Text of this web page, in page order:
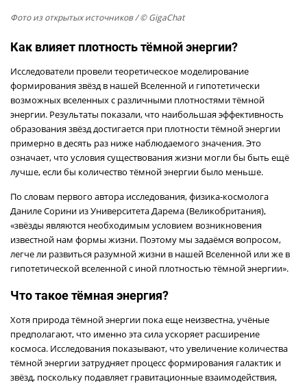
Фото из открытых источников/ © GigaChat
Как влияет плотность тёмной энергии?
Исследователи провели теоретическое моделирование
формирования звёзд в нашей Вселенной и гипотетически
возможных вселенных с различными плотностями тёмной
энергии. Результаты показали, что наибольшая эффективность
образования звёзд достигается при плотности тёмной энергии
примерно в десять раз ниже наблюдаемого значения. Это
означает, что условия существования жизни могли бы быть ещё
лучше, если бы количество тёмной энергии было меньше.
По словам первого автора исследования, физика-космолога
Даниле Сорини из Университета Дарема (Великобритания),
«звёзды являются необходимым условием возникновения
известной нам формы жизни. Поэтому мы задаёмся вопросом,
легче ли развиться разумной жизни в нашей Вселенной или же в
гипотетической вселенной с иной плотностью тёмной энергии».
Что такое тёмная энергия?
Хотя природа тёмной энергии пока еще неизвестна, учёные
предполагают, что именно эта сила ускоряет расширение
космоса. Исследования показывают, что увеличение количества
тёмной энергии затрудняет процесс формирования галактик и
звёзд, поскольку подавляет гравитационные взаимодействия,